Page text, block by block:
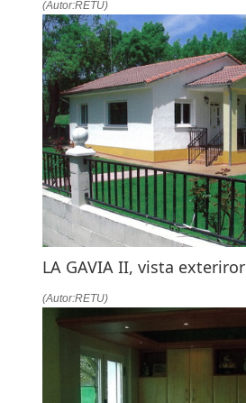
(Autor:RETU)
LA GAVIA II, vista exteriror
(Autor:RETU)